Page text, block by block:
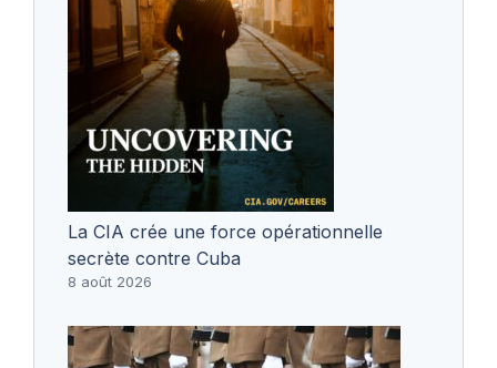
La CIA crée une force opérationnelle
secrète contre Cuba
8 août 2026